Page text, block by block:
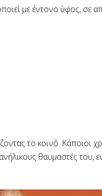
με έντονο ύφος, σε
το κοινό. Κάποιοι
θαυμαστές του,